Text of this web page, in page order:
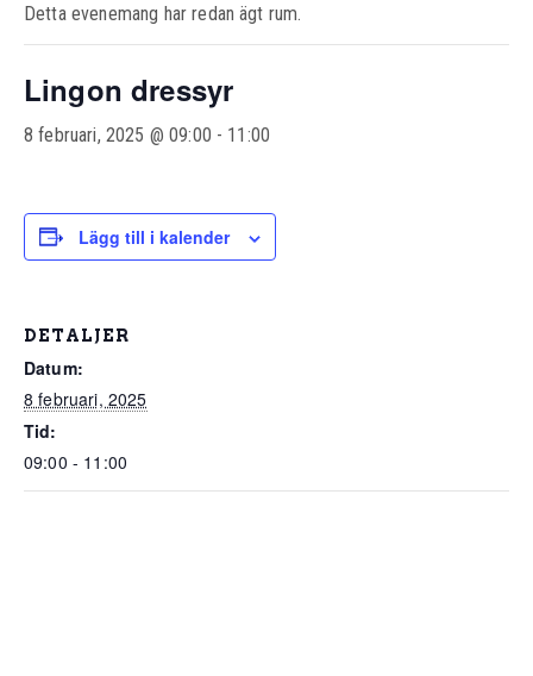
Detta evenemang har redan ägt rum.
Lingon dressyr
8 februari, 2025 @ 09:00 - 11:00
Lägg till i kalender
DETALJER
Datum:
8 februari, 2025
Tid:
09:00 - 11:00